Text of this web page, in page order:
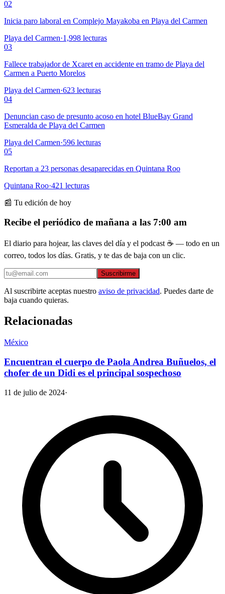
02
Inicia paro laboral en Complejo Mayakoba en Playa del Carmen
Playa del Carmen·1,998 lecturas
03
Fallece trabajador de Xcaret en accidente en tramo de Playa del
Carmen a Puerto Morelos
Playa del Carmen·623 lecturas
04
Denuncian caso de presunto acoso en hotel BlueBay Grand
Esmeralda de Playa del Carmen
Playa del Carmen·596 lecturas
05
Reportan a 23 personas desaparecidas en Quintana Roo
Quintana Roo·421 lecturas
📰 Tu edición de hoy
Recibe el periódico de mañana a las 7:00 am
El diario para hojear, las claves del día y el podcast ☕ — todo en un
correo, todos los días. Gratis, y te das de baja con un clic.
Suscribirme
Al suscribirte aceptas nuestro aviso de privacidad. Puedes darte de
baja cuando quieras.
Relacionadas
México
Encuentran el cuerpo de Paola Andrea Buñuelos, el
chofer de un Didi es el principal sospechoso
11 de julio de 2024·